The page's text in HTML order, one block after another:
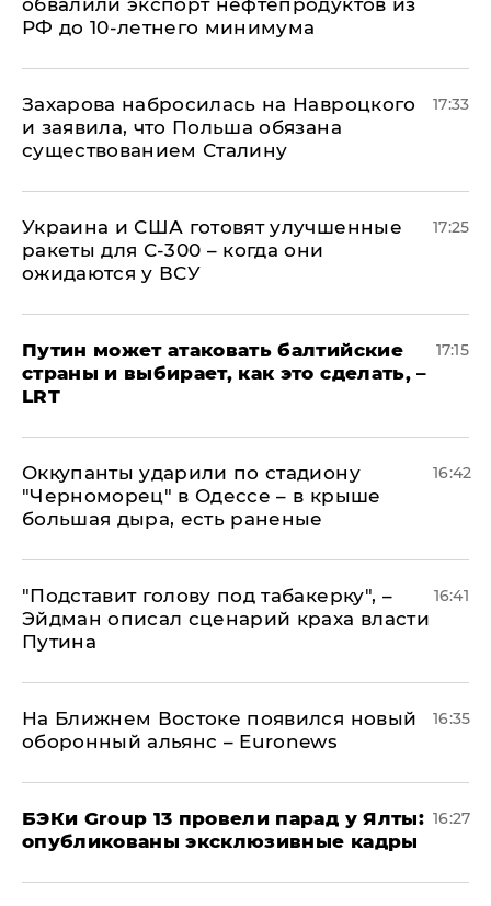
обвалили экспорт нефтепродуктов из
РФ до 10-летнего минимума
​Захарова набросилась на Навроцкого
и заявила, что Польша обязана
существованием Сталину
17:33
Украина и США готовят улучшенные
ракеты для С-300 – когда они
ожидаются у ВСУ
17:25
Путин может атаковать балтийские
страны и выбирает, как это сделать, –
LRT
17:15
Оккупанты ударили по стадиону
"Черноморец" в Одессе – в крыше
большая дыра, есть раненые
16:42
​"Подставит голову под табакерку", –
Эйдман описал сценарий краха власти
Путина
16:41
На Ближнем Востоке появился новый
оборонный альянс – Euronews
16:35
​БЭКи Group 13 провели парад у Ялты:
опубликованы эксклюзивные кадры
16:27